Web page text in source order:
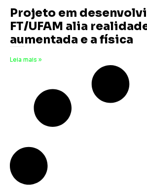
Projeto em
FT/UFAM alia
aumentada e a física
Leia mais »